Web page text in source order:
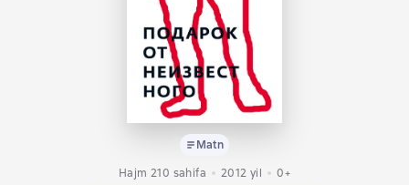
Matn
Hajm 210 sahifa
2012 yil 0+